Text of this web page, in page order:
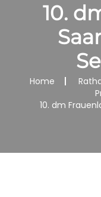
10.
Home
10. dm